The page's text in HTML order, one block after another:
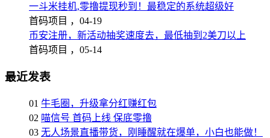
一斗米挂机,零撸提现秒到！最稳定的系统超级好
首码项目 ， 04-19
币安注册，新活动抽奖速度去，最低抽到2美刀以上
首码项目 ， 05-14
最近发表
01 牛毛圈，升级拿分红赚红包
02 喵信号 首码上线 保底零撸
03 无人场景直播带货，刚睡醒就在爆单，小白也能做！